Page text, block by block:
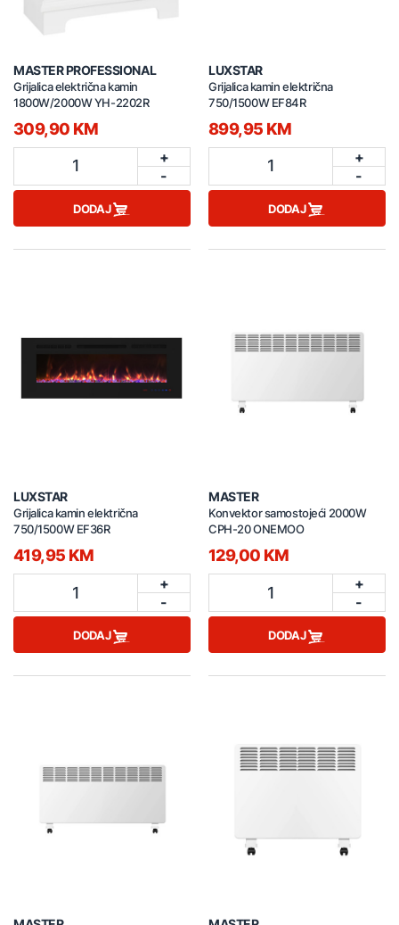
MASTER PROFESSIONAL
Grijalica električna kamin
1800W/2000W YH-2202R
309,90 KM
1
+
-
DODAJ
LUXSTAR
Grijalica kamin električna
750/1500W EF84R
899,95 KM
1
+
-
DODAJ
LUXSTAR
Grijalica kamin električna
750/1500W EF36R
419,95 KM
1
+
-
DODAJ
MASTER
Konvektor samostojeći 2000W
CPH-20 ONEMOO
129,00 KM
1
+
-
DODAJ